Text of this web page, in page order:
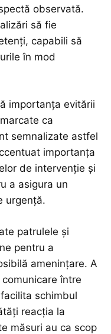
observată.
să fie
capabili să
în mod
importanța evitării
ca
semnalizate astfel
importanța
de intervenție și
a asigura un
urgență.
patrulele și
pentru a
amenințare. A
între
schimbul
reacția la
măsuri au ca scop